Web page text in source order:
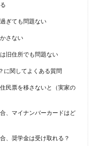
ぎても問題ない
さない
旧住所でも問題ない
に関してよくある質問
民票を移さないと（実家の
、マイナンバーカードはど
、奨学金は受け取れる？